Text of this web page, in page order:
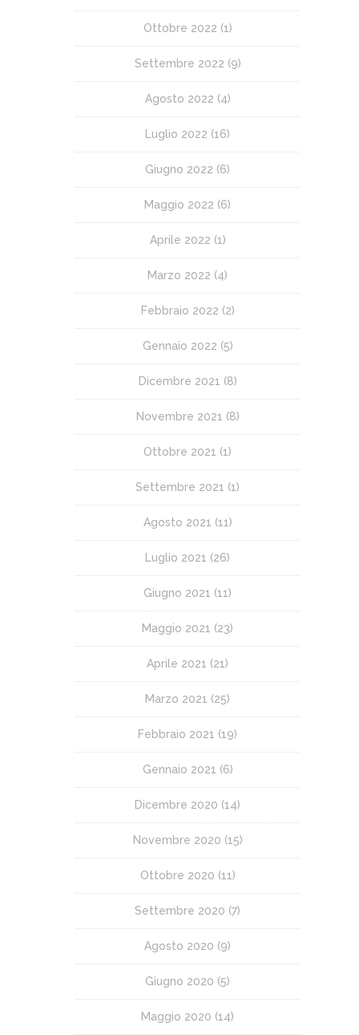
Ottobre 2022 (1)
Settembre 2022 (9)
Agosto 2022 (4)
Luglio 2022 (16)
Giugno 2022 (6)
Maggio 2022 (6)
Aprile 2022 (1)
Marzo 2022 (4)
Febbraio 2022 (2)
Gennaio 2022 (5)
Dicembre 2021 (8)
Novembre 2021 (8)
Ottobre 2021 (1)
Settembre 2021 (1)
Agosto 2021 (11)
Luglio 2021 (26)
Giugno 2021 (11)
Maggio 2021 (23)
Aprile 2021 (21)
Marzo 2021 (25)
Febbraio 2021 (19)
Gennaio 2021 (6)
Dicembre 2020 (14)
Novembre 2020 (15)
Ottobre 2020 (11)
Settembre 2020 (7)
Agosto 2020 (9)
Giugno 2020 (5)
Maggio 2020 (14)